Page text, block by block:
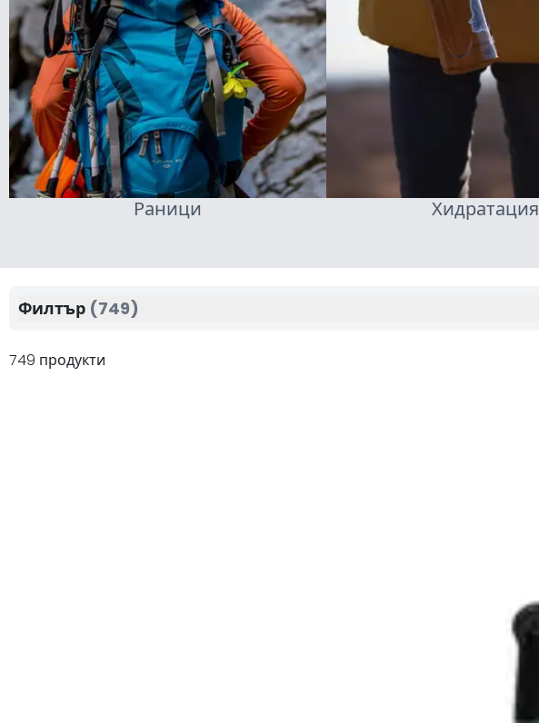
Раници Хидратация
749 продукти
Филтър (749)